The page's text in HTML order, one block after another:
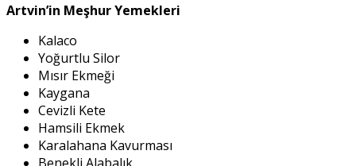
Artvin’in Meşhur Yemekleri
Kalaco
Yoğurtlu Silor
Mısır Ekmeği
Kaygana
Cevizli Kete
Hamsili Ekmek
Karalahana Kavurması